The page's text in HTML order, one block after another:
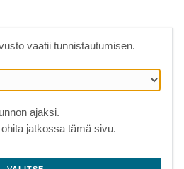
vaatii tunnistautumisen.
ajaksi.
jatkossa tämä sivu.